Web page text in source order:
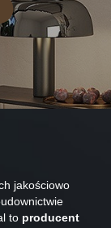
jakościowo
to producent